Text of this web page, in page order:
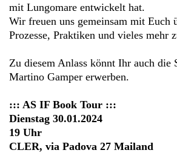
mit Lungomare entwickelt hat.
Wir freuen uns gemeinsam mit Euch
Prozesse, Praktiken und vieles mehr
Zu diesem Anlass könnt Ihr auch die
Martino Gamper erwerben.
::: AS IF Book Tour :::
Dienstag 30.01.2024
19 Uhr
CLER, via Padova 27 Mailand